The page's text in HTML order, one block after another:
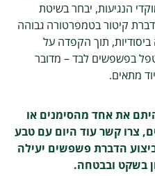
הנגיעות, יבחר בשיטת
קיטור בטמפרטורה גבוהה
תוך הקפדה על
בפשפשים לבד – מדובר
מתאים.
את אחד מהסימנים או
צרו קשר עוד היום עם טבע
הדברת פשפשים יעילה
בשקט ובבטחה.